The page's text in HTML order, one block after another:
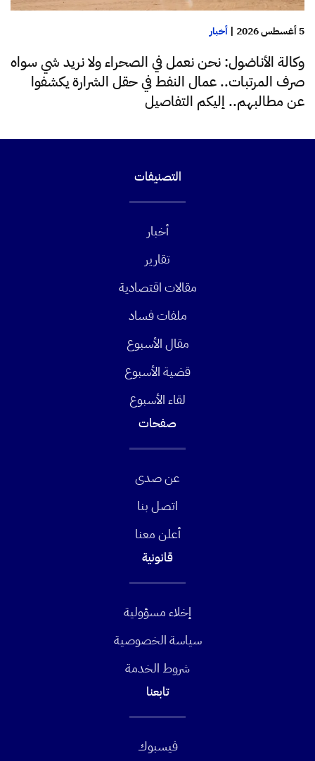
5 أغسطس 2026 | أخبار
وكالة الأناضول: نحن نعمل في الصحراء ولا نريد شي سواه
صرف المرتبات.. عمال النفط في حقل الشرارة يكشفوا
عن مطالبهم.. إليكم التفاصيل
التصنيفات
أخبار
تقارير
مقالات اقتصادية
ملفات فساد
مقال الأسبوع
قضية الأسبوع
لقاء الأسبوع
صفحات
عن صدى
اتصل بنا
أعلن معنا
قانونية
إخلاء مسؤولية
سياسة الخصوصية
شروط الخدمة
تابعنا
فيسبوك